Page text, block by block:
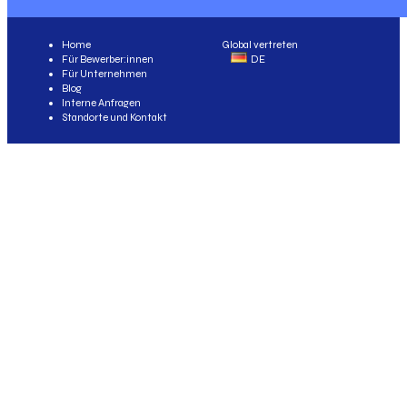
Global vertreten
DE
Home
Für Bewerber:innen
Für Unternehmen
Blog
Interne Anfragen
Standorte und Kontakt